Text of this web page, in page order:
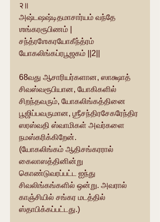
२॥
அஷ்டஷஷ்டிதமாசார்யம் வந்தே
ஶங்கரரூபிணம் |
சந்த்ரஶேகரயோகீந்த்ரம்
யோகலிங்கப்ரபூஜகம் ||2||
68வது ஆசாரியர்களான, ஸாக்ஷாத்
சிவஸ்வரூபியான, யோகிகளில்
சிறந்தவரும், யோகலிங்கத்தினை
பூஜிப்பவருமான, ஶ்ரீசந்திரசேகரேந்திர
ஸரஸ்வதி ஸ்வாமிகள் அவர்களை
நமஸ்கரிக்கிறேன்.
(யோகலிங்கம் ஆதிசங்கரரால்
கைலாஸத்தினின்று
கொண்டுவரப்பட்ட ஐந்து
சிவலிங்கங்களில் ஒன்று. அவரால்
காஞ்சியில் சங்கர மடத்தில்
ஸ்தாபிக்கப்பட்டது.)